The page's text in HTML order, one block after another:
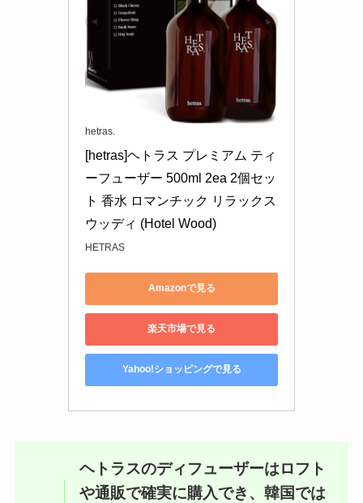
hetras.
[hetras]ヘトラス プレミアム ティ
ーフューザー 500ml 2ea 2個セッ
ト 香水 ロマンチック リラックス
ウッディ (Hotel Wood)
HETRAS
Amazonで見る
楽天市場で見る
Yahoo!ショッピングで見る
ヘトラスのディフューザーはロフト
や通販で確実に購入でき、韓国では